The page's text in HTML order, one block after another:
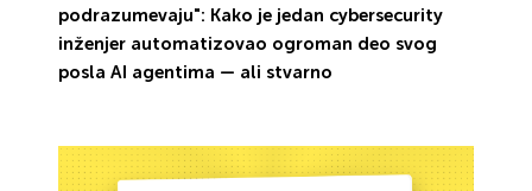
podrazumevaju": Kako je jedan cybersecurity
inženjer automatizovao ogroman deo svog
posla AI agentima — ali stvarno